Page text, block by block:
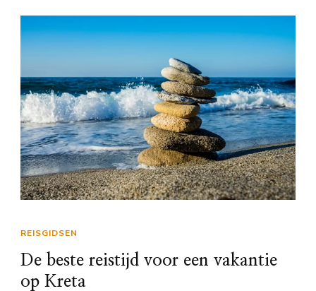
REISGIDSEN
De beste reistijd voor een vakantie
op Kreta